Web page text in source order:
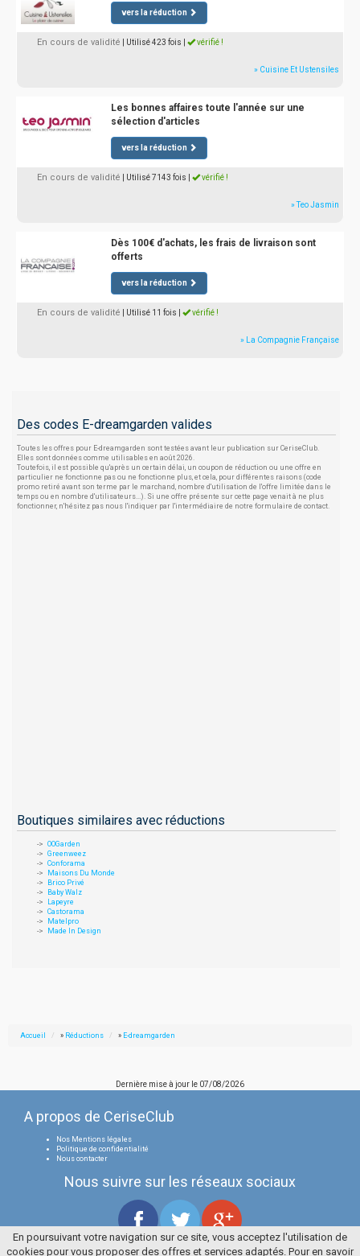
vers la réduction
En cours de validité | Utilisé 423 fois vérifié !
» Cuisine Et Ustensiles
Les bonnes affaires toute l'année sur une
sélection d'articles
vers la réduction
En cours de validité | Utilisé 7143 fois vérifié !
» Teo Jasmin
Dès 100€ d'achats, les frais de livraison sont
offerts
vers la réduction
En cours de validité | Utilisé 11 fois vérifié !
» La Compagnie Française
Des codes E-dreamgarden valides
Toutes les offres pour E-dreamgarden sont testées avant leur publication sur CeriseClub.
Elles sont données comme utilisables en août 2026.
Toutefois, il est possible qu'après un certain délai, un coupon de réduction ou une offre en
particulier ne fonctionne pas ou ne fonctionne plus, et cela, pour différentes raisons (code
promo retiré avant son terme par le marchand, nombre d'utilisation de l'offre limitée dans le
temps ou en nombre d'utilisateurs...). Si une offre présente sur cette page venait à ne plus
fonctionner, n'hésitez pas nous l'indiquer par l'intermédiaire de notre formulaire de contact.
Boutiques similaires avec réductions
OOGarden
Greenweez
Conforama
Maisons Du Monde
Brico Privé
Baby Walz
Lapeyre
Castorama
Matelpro
Made In Design
Accueil » Réductions » E-dreamgarden
Dernière mise à jour le 07/08/2026
A propos de CeriseClub
Nos Mentions légales
Politique de confidentialité
Nous contacter
Nous suivre sur les réseaux sociaux
En poursuivant votre navigation sur ce site, vous acceptez l'utilisation de
cookies pour vous proposer des offres et services adaptés. Pour en savoir